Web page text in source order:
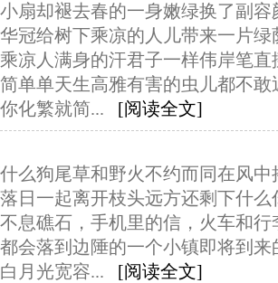
扇却褪去春的一身嫩绿换了副
冠给树下乘凉的人儿带来一片
凉人满身的汗君子一样伟岸笔
单单天生高雅有害的虫儿都不
化繁就简... [阅读全文]
么狗尾草和野火不约而同在风
日一起离开枝头远方还剩下什
息礁石，手机里的信，火车和
会落到边陲的一个小镇即将到
月光宽容... [阅读全文]